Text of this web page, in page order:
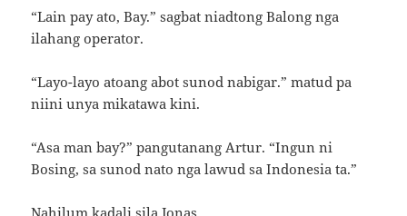
“Lain pay ato, Bay.” sagbat niadtong Balong nga
ilahang operator.
“Layo-layo atoang abot sunod nabigar.” matud pa
niini unya mikatawa kini.
“Asa man bay?” pangutanang Artur. “Ingun ni
Bosing, sa sunod nato nga lawud sa Indonesia ta.”